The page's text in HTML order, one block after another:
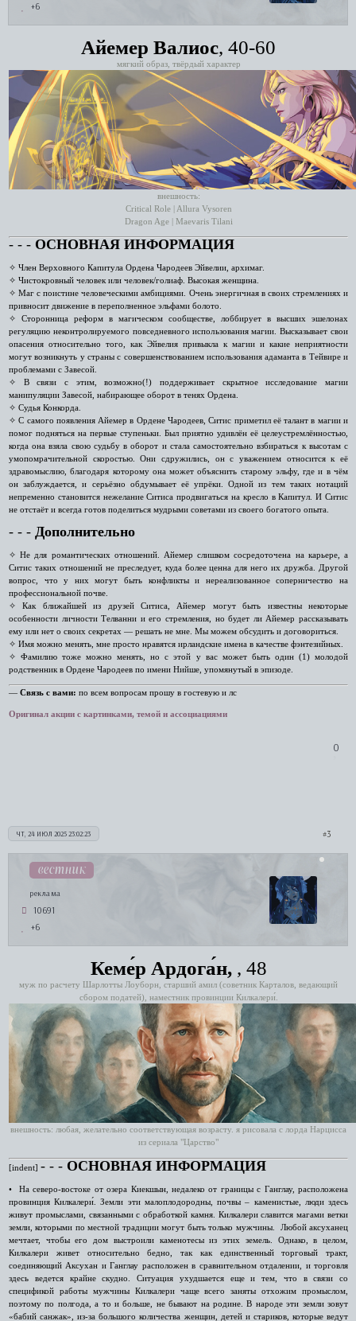
+6
Айемер Валиос, 40-60
мягкий образ, твёрдый характер
внешность:
Critical Role | Allura Vysoren
Dragon Age | Maevaris Tilani
‑ ‑ ‑ ОСНОВНАЯ ИНФОРМАЦИЯ
✧ Член Верховного Капитула Ордена Чародеев Эйвелии, архимаг.
✧ Чистокровный человек или человек/голиаф. Высокая женщина.
✧ Маг с поистине человеческими амбициями. Очень энергичная в своих стремлениях и
привносит движение в переполненное эльфами болото.
✧ Сторонница реформ в магическом сообществе, лоббирует в высших эшелонах
регуляцию неконтролируемого повседневного использования магии. Высказывает свои
опасения относительно того, как Эйвелия привыкла к магии и какие неприятности
могут возникнуть у страны с совершенствованием использования адаманта в Тейвире и
проблемами с Завесой.
✧ В связи с этим, возможно(!) поддерживает скрытное исследование магии
манипуляции Завесой, набирающее оборот в тенях Ордена.
✧ Судья Конкорда.
✧ С самого появления Айемер в Ордене Чародеев, Ситис приметил её талант в магии и
помог подняться на первые ступеньки. Был приятно удивлён её целеустремлённостью,
когда она взяла свою судьбу в оборот и стала самостоятельно взбираться к высотам с
умопомрачительной скоростью. Они сдружились, он с уважением относится к её
здравомыслию, благодаря которому она может объяснить старому эльфу, где и в чём
он заблуждается, и серьёзно обдумывает её упрёки. Одной из тем таких нотаций
непременно становится нежелание Ситиса продвигаться на кресло в Капитул. И Ситис
не отстаёт и всегда готов поделиться мудрыми советами из своего богатого опыта.
‑ ‑ ‑ Дополнительно
✧ Не для романтических отношений. Айемер слишком сосредоточена на карьере, а
Ситис таких отношений не преследует, куда более ценна для него их дружба. Другой
вопрос, что у них могут быть конфликты и нереализованное соперничество на
профессиональной почве.
✧ Как ближайшей из друзей Ситиса, Айемер могут быть известны некоторые
особенности личности Телванни и его стремления, но будет ли Айемер рассказывать
ему или нет о своих секретах — решать не мне. Мы можем обсудить и договориться.
✧ Имя можно менять, мне просто нравятся ирландские имена в качестве фэнтезийных.
✧ Фамилию тоже можно менять, но с этой у вас может быть один (1) молодой
родственник в Ордене Чародеев по имени Нийше, упомянутый в эпизоде.
— Связь с вами: по всем вопросам прошу в гостевую и лс
Оригинал акции с картинками, темой и ассоциациями
0
3
ЧТ, 24 ИЮЛ 2025 23:02:23
вестник
реклама
10691
+6
Кеме́р Ардога́н, , 48
муж по расчету Шарлотты Лоуборн, старший амил (советник Карталов, ведающий
сбором податей), наместник провинции Килкалери́.
внешность: любая, желательно соответствующая возрасту. я рисовала с лорда Нарцисса
из сериала "Царство"
[indent] ‑ ‑ ‑ ОСНОВНАЯ ИНФОРМАЦИЯ
• На северо-востоке от озера Киекшын, недалеко от границы с Ганглау, расположена
провинция Килкалери́. Земли эти малоплодородны, почвы – каменистые, люди здесь
живут промыслами, связанными с обработкой камня. Килкалери славится магами ветки
земли, которыми по местной традиции могут быть только мужчины. Любой аксуханец
мечтает, чтобы его дом выстроили каменотесы из этих земель. Однако, в целом,
Килкалери живет относительно бедно, так как единственный торговый тракт,
соединяющий Аксухан и Ганглау расположен в сравнительном отдалении, и торговля
здесь ведется крайне скудно. Ситуация ухудшается еще и тем, что в связи со
спецификой работы мужчины Килкалери чаще всего заняты отхожим промыслом,
поэтому по полгода, а то и больше, не бывают на родине. В народе эти земли зовут
«бабий санжак», из-за большого количества женщин, детей и стариков, которые ведут